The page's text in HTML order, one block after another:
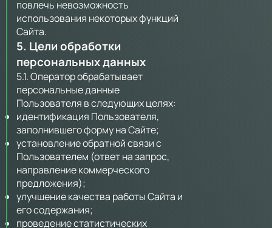
повлечь невозможность
использования некоторых функций
Сайта.
5. Цели обработки
персональных данных
5.1. Оператор обрабатывает
персональные данные
Пользователя в следующих целях:
идентификация Пользователя,
заполнившего форму на Сайте;
установление обратной связи с
Пользователем (ответ на запрос,
направление коммерческого
предложения);
улучшение качества работы Сайта и
его содержания;
проведение статистических